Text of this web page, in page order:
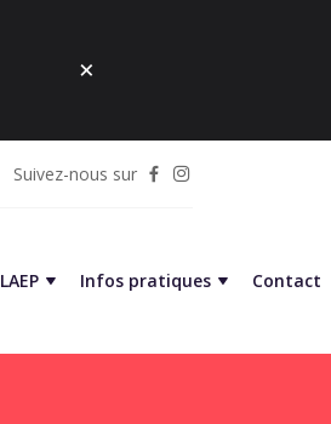
Suivez-nous sur
LAEP Infos pratiques Contact